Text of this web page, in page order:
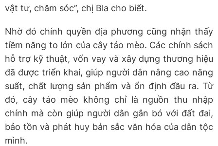
vật tư, chăm sóc”, chị Bla cho biết.
Nhờ đó ​chính quyền địa phương cũng nhận thấy
tiềm năng to lớn của cây táo mèo. Các chính sách
hỗ trợ kỹ thuật, vốn vay và xây dựng thương hiệu
đã được triển khai, giúp người dân nâng cao năng
suất, chất lượng sản phẩm và ổn định đầu ra. Từ
đó, cây táo mèo không chỉ là nguồn thu nhập
chính mà còn giúp người dân gắn bó với đất đai,
bảo tồn và phát huy bản sắc văn hóa của dân tộc
mình.